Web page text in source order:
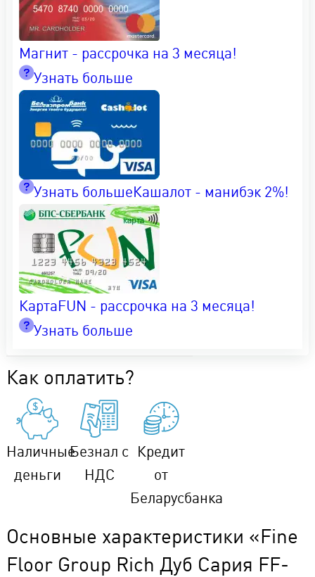
Магнит - рассрочка на 3 месяца!
Узнать больше
Кашалот - манибэк 2%!
Узнать больше
КартаFUN - рассрочка на 3 месяца!
Узнать больше
Как оплатить?
Наличные
деньги
Безнал с
НДС
Кредит
от
Беларусбанка
Основные характеристики «Fine
Floor Group Rich Дуб Сария FF-